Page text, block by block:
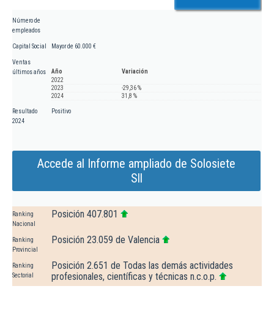
Número de
empleados
Capital Social Mayor de 60.000 €
Ventas
últimos años
Año
Variación
2022
2023
-29,36 %
2024
31,8 %
Resultado
2024
Positivo
Accede al Informe ampliado de Solosiete
Sll
Ranking
Nacional
Posición 407.801
Ranking
Provincial
Posición 23.059 de Valencia
Ranking
Sectorial
Posición 2.651 de Todas las demás actividades
profesionales, científicas y técnicas n.c.o.p.